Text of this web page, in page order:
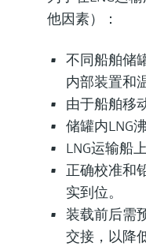
他因素）：
不同船舶储
内部装置和
由于船舶移
储罐内LNG
LNG运输船
正确校准和
实到位。
装载前后需
交接，以降